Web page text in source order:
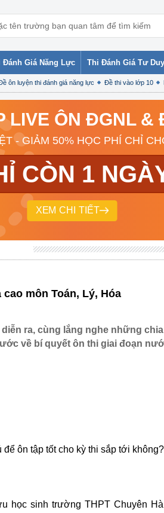
Đánh Giá Năng Lực Thi Đánh Giá Tư Duy
ôn luyện thi đánh giá năng lực Đề thi vào lớp 10
LIVE ÔN ĐGNL &
- GIẢM 50% HỌC PHÍ CHỈ
CÒN 1
XEM CHI TIẾT
môn Toán, Lý, Hóa
ra, cùng lắng nghe những
về bí quyết ôn thi giai đoạn
ôn tập tốt cho kỳ thi sắp tới không?
học sinh trường THPT Chuyên